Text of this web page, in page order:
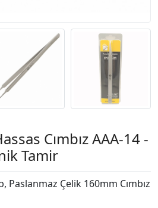
Cımbız AAA-14 -
Tamir
Paslanmaz Çelik 160mm Cımbız